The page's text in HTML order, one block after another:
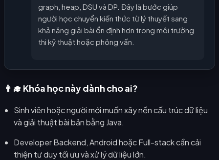
graph, heap, DSU và DP. Đây là bước giúp
người học chuyển kiến thức từ lý thuyết sang
khả năng giải bài ổn định hơn trong môi trường
thi kỹ thuật hoặc phỏng vấn.
👨‍🎓 Khóa học này dành cho ai?
Sinh viên hoặc người mới muốn xây nền cấu trúc dữ liệu
và giải thuật bài bản bằng Java.
Developer Backend, Android hoặc Full-stack cần cải
thiện tư duy tối ưu và xử lý dữ liệu lớn.